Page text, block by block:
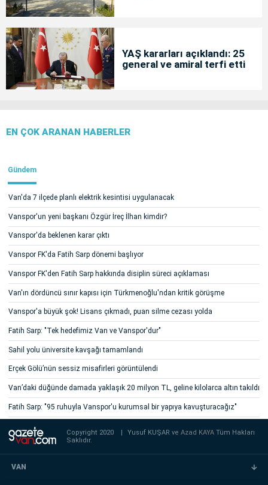
YAŞ kararları açıklandı: 25
general ve amiral terfi etti
EN ÇOK ARANAN HABERLER
Gündem
Van'da 7 ilçede planlı elektrik kesintisi uygulanacak
Vanspor'un yeni başkanı Özgür İreç İlhan kimdir?
Vanspor'da beklenen karar çıktı
Vanspor FK'da Fatih Sarp dönemi başlıyor
Vanspor FK'den Fatih Sarp hakkında disiplin süreci açıklaması
Van'ın dördüncü sınır kapısı için Türkmenoğlu'ndan kritik görüşme
Vanspor'a büyük şok! Lisans çıkmadı, puan silme cezası yolda
Fatih Sarp: "Tek hedefimiz Van ve Vanspor'dur"
Sahil yolu üniversite kavşağı tamamlandı
Erçek Gölü’nün sessiz misafirleri görüntülendi
Van’daki düğünde damada yaklaşık 20 milyon TL, geline kilolarca altın takıldı
Fatih Sarp: "95 ruhuyla Vanspor'u kurumsal bir yapıya kavuşturacağız"
Copyright 2020 Yusuf KUŞAR veAzad KAYATüm Hakları
Saklıdır.
VAN